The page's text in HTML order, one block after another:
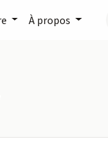
À propos